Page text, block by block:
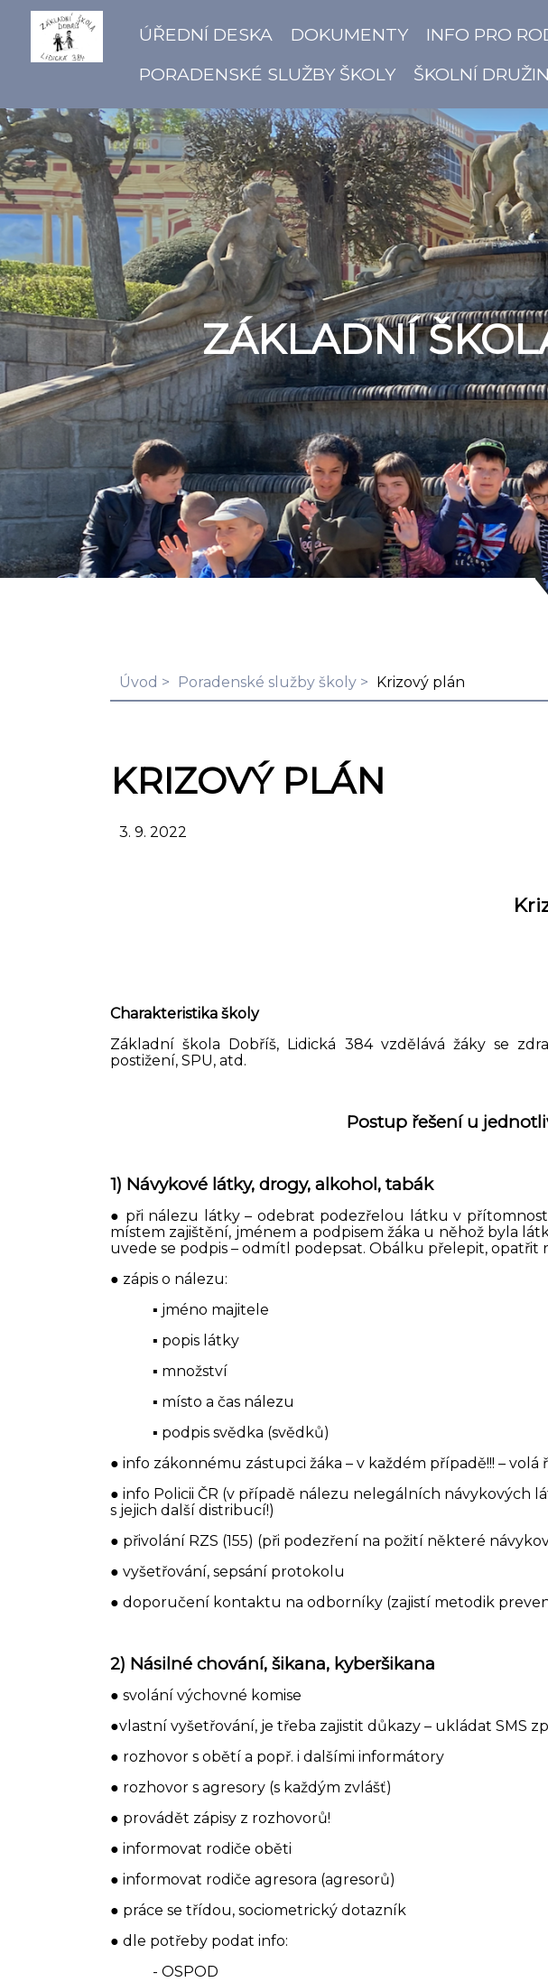
ÚŘEDNÍ DESKA DOKUMENTY INFO PRO
PORADENSKÉ SLUŽBY ŠKOLY
ŠKOLNÍ
ZÁKLADNÍ
Úvod Poradenské služby školy Krizový plán
KRIZOVÝ PLÁN
3. 9. 2022
Charakteristika školy
Základní škola Dobříš, Lidická 384 vzdělává žáky se
postižení, SPU, atd.
Postup řešení u
1) Návykové látky, drogy, alkohol, tabák
● při nálezu látky – odebrat podezřelou látku v
místem zajištění, jménem a podpisem žáka u něhož byla
uvede se podpis – odmítl podepsat. Obálku přelepit, opatřit
● zápis o nálezu:
▪ jméno majitele
▪ popis látky
▪ množství
▪ místo a čas nálezu
▪ podpis svědka (svědků)
● info zákonnému zástupci žáka – v každém případě!!! – volá
● info Policii ČR (v případě nálezu nelegálních návykových
s jejich další distribucí!)
● přivolání RZS (155) (při podezření na požití některé
● vyšetřování, sepsání protokolu
● doporučení kontaktu na odborníky (zajistí metodik
2) Násilné chování, šikana, kyberšikana
● svolání výchovné komise
●vlastní vyšetřování, je třeba zajistit důkazy – ukládat SMS
● rozhovor s obětí a popř. i dalšími informátory
● rozhovor s agresory (s každým zvlášť)
● provádět zápisy z rozhovorů!
● informovat rodiče oběti
● informovat rodiče agresora (agresorů)
● práce se třídou, sociometrický dotazník
● dle potřeby podat info:
- OSPOD